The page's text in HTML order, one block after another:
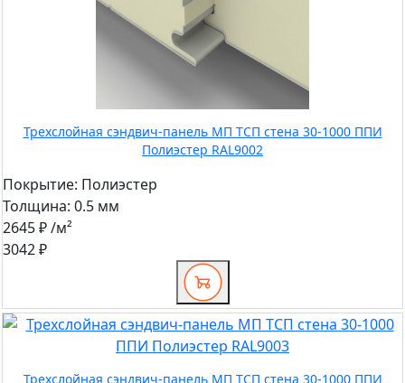
Трехслойная сэндвич-панель МП ТСП стена 30-1000 ППИ
Полиэстер RAL9002
Покрытие: Полиэстер
Толщина: 0.5 мм
2645 ₽/м²
3042 ₽
Трехслойная сэндвич-панель МП ТСП стена 30-1000 ППИ